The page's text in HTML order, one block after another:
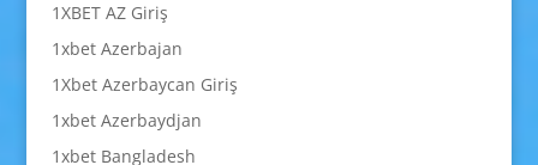
1XBET AZ Giriş
1xbet Azerbajan
1Xbet Azerbaycan Giriş
1xbet Azerbaydjan
1xbet Bangladesh